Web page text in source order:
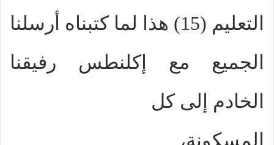
التعليم (15) هذا لما كتبناه أرسلنا
الجميع مع إكلنطس رفيقنا
الخادم إلى كل
المسكونة،